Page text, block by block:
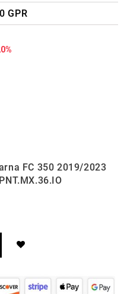
GPR
FC 350 2019/2023